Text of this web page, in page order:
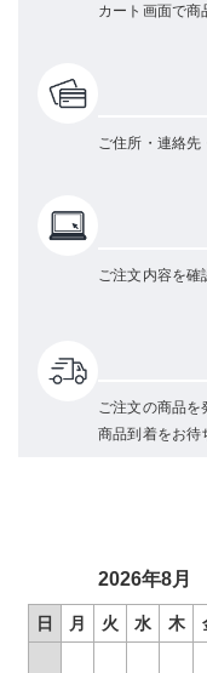
カート画面で商
ご住所・連絡先
ご注文内容を確
ご注文の商品を
商品到着をお待
2026年8月
日 月 火 水 木